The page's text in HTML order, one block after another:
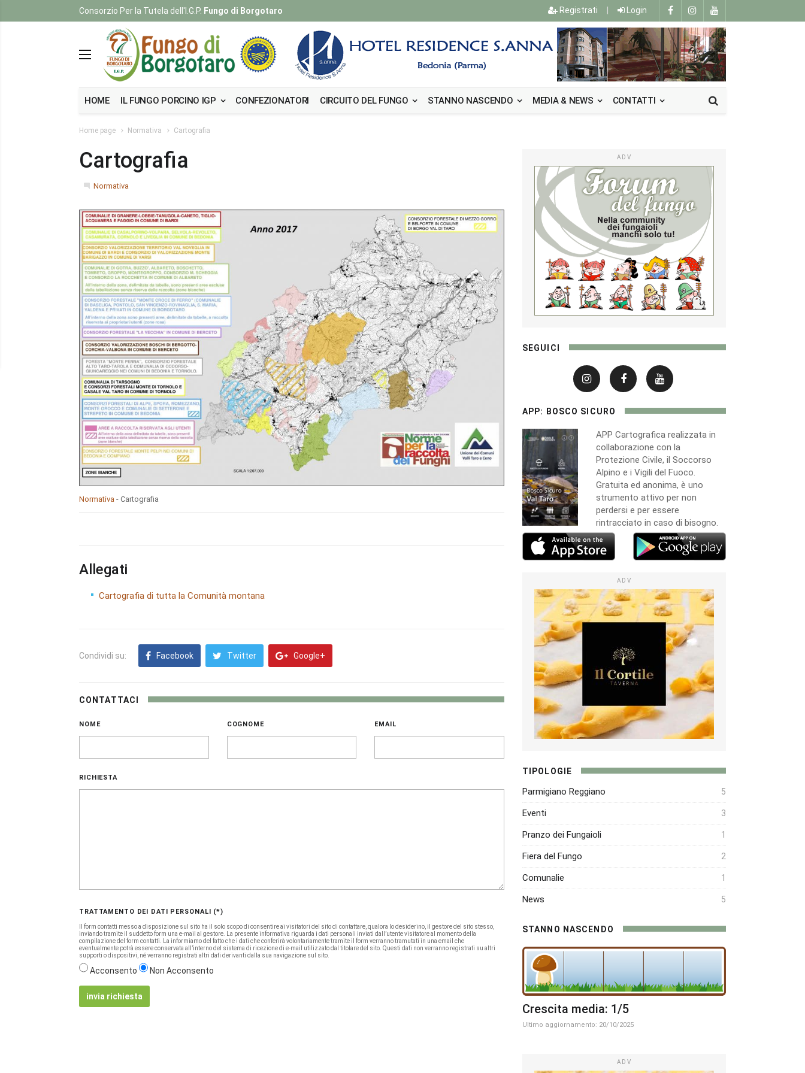
Consorzio Per la Tutela dell'I.G.P. Fungo di Borgotaro Registrati Login
HOME IL FUNGO PORCINO IGP CONFEZIONATORI CIRCUITO DEL FUNGO STANNO NASCENDO MEDIA & NEWS CONTATTI
Home page Normativa Cartografia
Cartografia
Normativa
Normativa - Cartografia
Allegati
Cartografia di tutta la Comunità montana
Condividi su: Facebook Twitter Google+
CONTATTACI
NOME COGNOME EMAIL
RICHIESTA
TRATTAMENTO DEI DATI PERSONALI (*)
Il form contatti messo a disposizione sul sito ha il solo scopo di consentire ai visitatori del sito di contattare, qualora lo desiderino, il gestore del sito stesso,
inviando tramite il suddetto form una e-mail al gestore. La presente informativa riguarda i dati personali inviati dall’utente visitatore al momento della
compilazione del form contatti. La informiamo del fatto che i dati che conferirà volontariamente tramite il form verranno tramutati in una email che
eventualmente potrà essere conservata all’interno del sistema di ricezione di e-mail utilizzato dal titolare del sito. Questi dati non verranno registrati su altri
supporti o dispositivi, né verranno registrati altri dati derivanti dalla sua navigazione sul sito.
Acconsento Non Acconsento
invia richiesta
ADV
SEGUICI
APP: BOSCO SICURO
APP Cartografica realizzata in
collaborazione con la
Protezione Civile, il Soccorso
Alpino e i Vigili del Fuoco.
Gratuita ed anonima, è uno
strumento attivo per non
perdersi e per essere
rintracciato in caso di bisogno.
ADV
TIPOLOGIE
Parmigiano Reggiano 5
Eventi 3
Pranzo dei Fungaioli 1
Fiera del Fungo 2
Comunalie 1
News 5
STANNO NASCENDO
Crescita media: 1/5
Ultimo aggiornamento: 20/10/2025
ADV